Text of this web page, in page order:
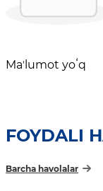
Maʼlumot yoʻq
FOYDALI
Barcha havolalar